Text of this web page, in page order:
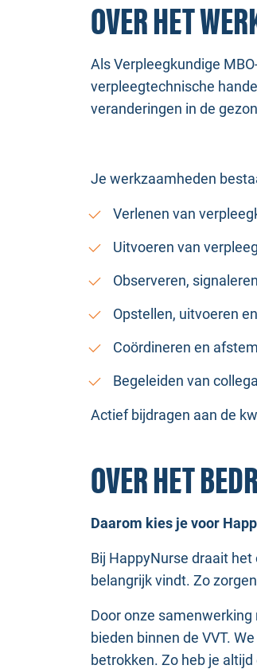
OVER HET
Als Verpleegkundige
verpleegtechnische
veranderingen in de
Je werkzaamheden
Verlenen van
Uitvoeren van
Observeren,
Opstellen, uitvoeren
Coördineren en
Begeleiden van
Actief bijdragen aan de
OVER HET
Daarom kies je voor
Bij HappyNurse draait
belangrijk vindt. Zo
Door onze
bieden binnen de VVT.
betrokken. Zo heb je